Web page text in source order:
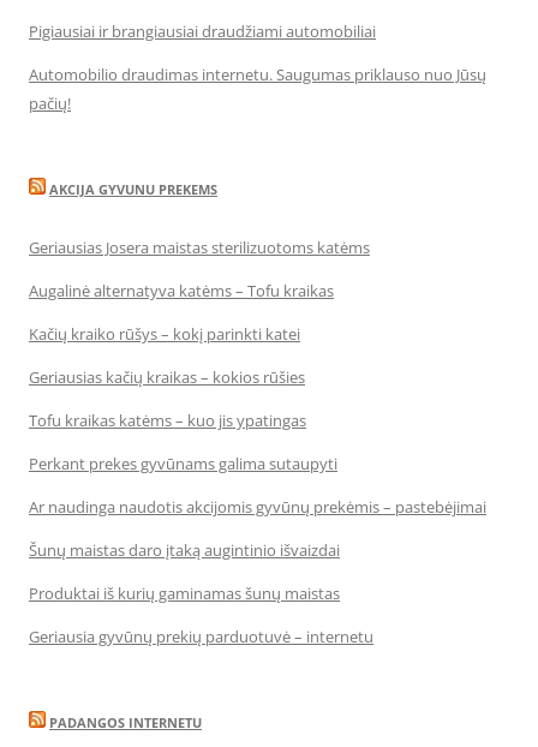
Pigiausiai ir brangiausiai draudžiami automobiliai
Automobilio draudimas internetu. Saugumas priklauso nuo Jūsų
pačių!
AKCIJA GYVUNU PREKEMS
Geriausias Josera maistas sterilizuotoms katėms
Augalinė alternatyva katėms – Tofu kraikas
Kačių kraiko rūšys – kokį parinkti katei
Geriausias kačių kraikas – kokios rūšies
Tofu kraikas katėms – kuo jis ypatingas
Perkant prekes gyvūnams galima sutaupyti
Ar naudinga naudotis akcijomis gyvūnų prekėmis – pastebėjimai
Šunų maistas daro įtaką augintinio išvaizdai
Produktai iš kurių gaminamas šunų maistas
Geriausia gyvūnų prekių parduotuvė – internetu
PADANGOS INTERNETU